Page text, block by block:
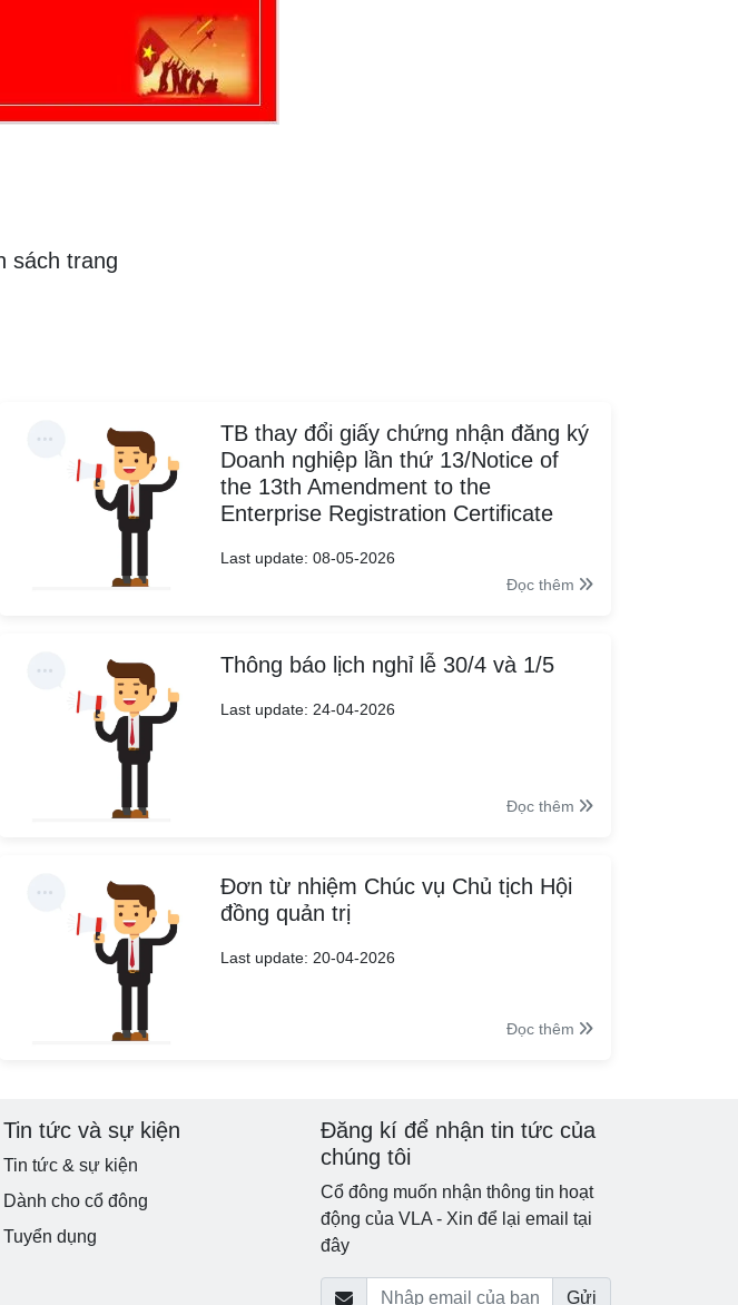
sách trang
TB thay đổi giấy chứng nhận đăng ký
Doanh nghiệp lần thứ 13/Notice of
the 13th Amendment to the
Enterprise Registration Certificate
Last update: 08-05-2026
Đọc thêm
Thông báo lịch nghỉ lễ 30/4 và 1/5
Last update: 24-04-2026
Đọc thêm
Đơn từ nhiệm Chúc vụ Chủ tịch Hội
đồng quản trị
Last update: 20-04-2026
Đọc thêm
Tin tức và sự kiện
Tin tức & sự kiện
Dành cho cổ đông
Tuyển dụng
Đăng kí để nhận tin tức của
chúng tôi
Cổ đông muốn nhận thông tin hoạt
động của VLA - Xin để lại email tại
đây
Gửi